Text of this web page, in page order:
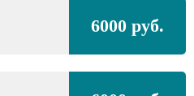
6000 руб.